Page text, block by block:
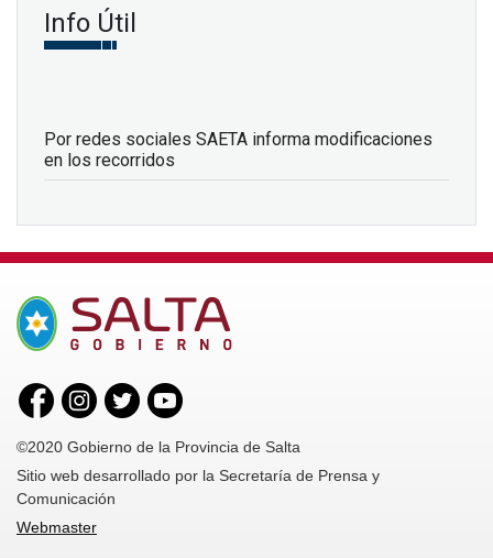
Info Útil
Por redes sociales SAETA informa modificaciones
en los recorridos
©2020 Gobierno de la Provincia de Salta
Sitio web desarrollado por la Secretaría de Prensa y
Comunicación
Webmaster